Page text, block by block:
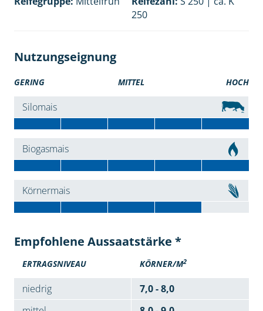
250
Nutzungseignung
GERING MITTEL HOCH
Silomais
Biogasmais
Körnermais
Empfohlene Aussaatstärke *
ERTRAGSNIVEAU KÖRNER/M2
niedrig
7,0 - 8,0